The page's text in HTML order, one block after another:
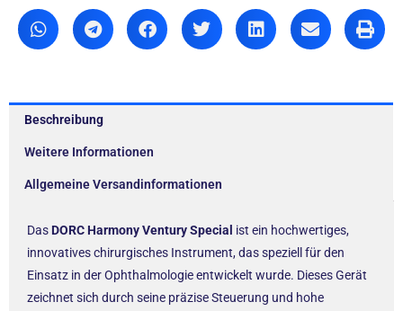
Beschreibung
Weitere Informationen
Allgemeine Versandinformationen
DasDORC Harmony Ventury Special ist ein hochwertiges,
innovatives chirurgisches Instrument, das speziell für den
Einsatz in der Ophthalmologie entwickelt wurde. Dieses Gerät
zeichnet sich durch seine präzise Steuerung und hohe